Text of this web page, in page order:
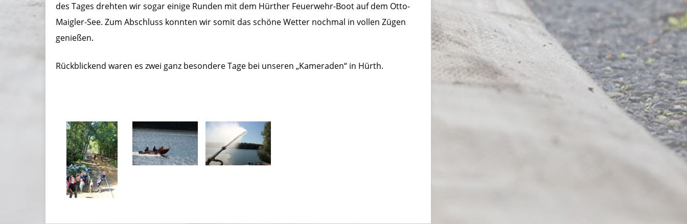
des Tages drehten wir sogar einige Runden mit dem Hürther Feuerwehr-Boot auf dem Otto-
Maigler-See. Zum Abschluss konnten wir somit das schöne Wetter nochmal in vollen Zügen
genießen.
Rückblickend waren es zwei ganz besondere Tage bei unseren „Kameraden“ in Hürth.